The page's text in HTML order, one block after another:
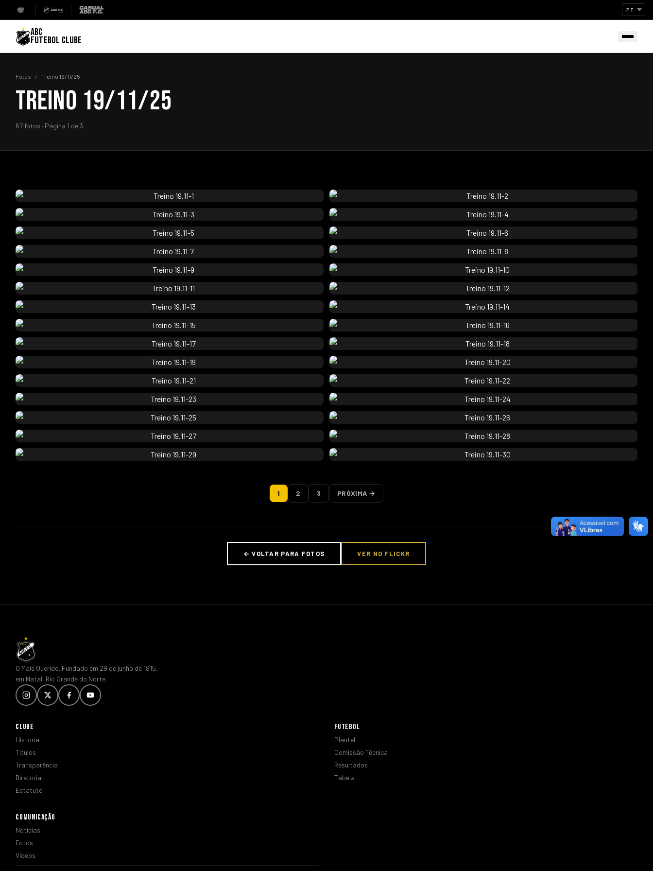
ABC
FUTEBOL CLUBE
Fotos / Treino 19/11/25
TREINO 19/11/25
67 fotos · Página 1 de 3
1 2 3 PRÓXIMA →
← VOLTAR PARA FOTOS VER NO FLICKR
O Mais Querido. Fundado em 29 de junho de 1915,
em Natal, Rio Grande do Norte.
CLUBE
História
Títulos
Transparência
Diretoria
Estatuto
FUTEBOL
Plantel
Comissão Técnica
Resultados
Tabela
COMUNICAÇÃO
Notícias
Fotos
Vídeos